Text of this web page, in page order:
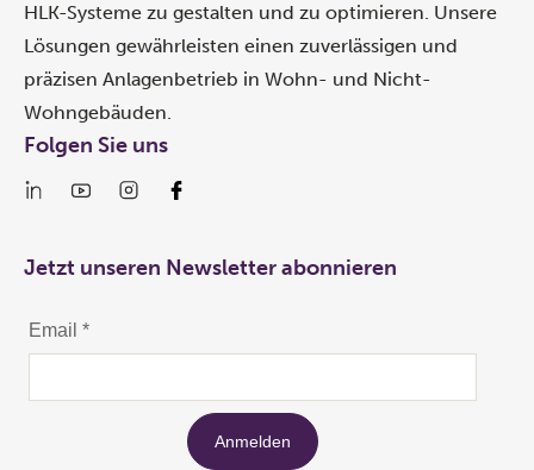
HLK-Systeme zu gestalten und zu optimieren. Unsere
Lösungen gewährleisten einen zuverlässigen und
präzisen Anlagenbetrieb in Wohn- und Nicht-
Wohngebäuden.
Folgen Sie uns
Jetzt unseren Newsletter abonnieren